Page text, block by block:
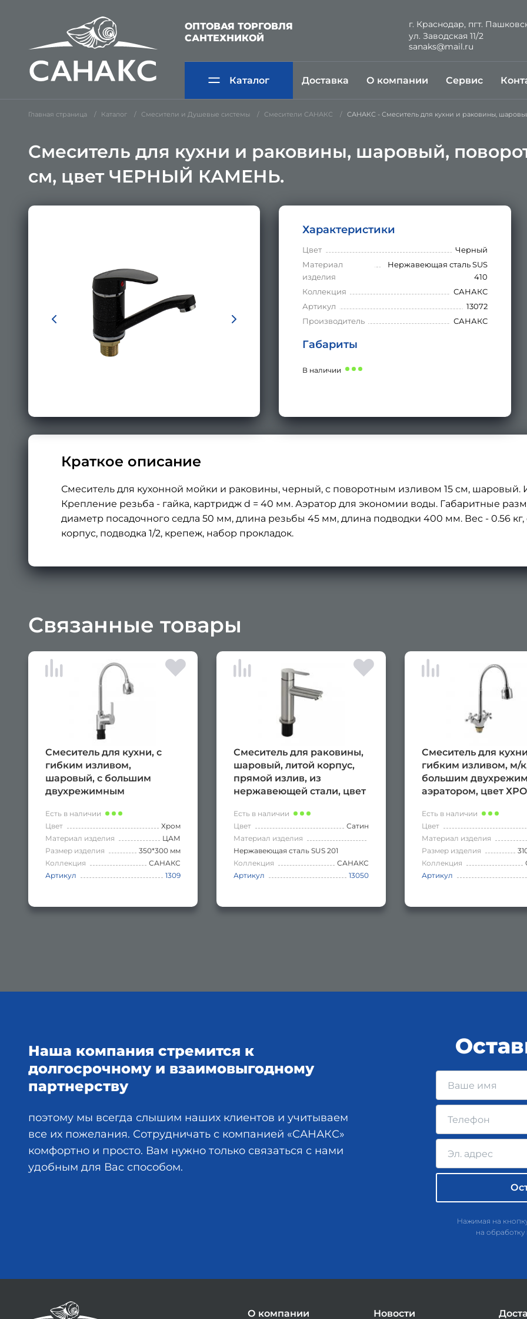
ОПТОВАЯ ТОРГОВЛЯ
САНТЕХНИКОЙ
г. Краснодар, пгт.
ул. Заводская 11/2
sanaks@mail.ru
Каталог Доставка О компании Сервис
Главная страница Каталог Смесители и Душевые системы Смесители САНАКС САНАКС - Смеситель для кухни и раковины,
Смеситель для кухни и раковины, шаровый,
см, цвет ЧЕРНЫЙ КАМЕНЬ.
Характеристики
Цвет
Черный
Материал
изделия
Нержавеющая сталь SUS
410
Коллекция
САНАКС
Артикул
13072
Производитель
САНАКС
Габариты
В наличии
Краткое описание
Смеситель для кухонной мойки и раковины, черный, с поворотным изливом 15 см,
Крепление резьба - гайка, картридж d = 40 мм. Аэратор для экономии воды. Габаритные
диаметр посадочного седла 50 мм, длина резьбы 45 мм, длина подводки 400 мм. Вес - 0.56
корпус, подводка 1/2, крепеж, набор прокладок.
Связанные товары
Смеситель для кухни, с
гибким изливом,
шаровый, с большим
двухрежимным
Есть в наличии
Цвет
Хром
Материал изделия
ЦАМ
Размер изделия
350*300 мм
Коллекция
САНАКС
Артикул
1309
Смеситель для раковины,
шаровый, литой корпус,
прямой излив, из
нержавеющей стали, цвет
Есть в наличии
Цвет
Сатин
Материал изделия
Нержавеющая сталь SUS 201
Коллекция
САНАКС
Артикул
13050
Смеситель для
гибким изливом, м/
большим
аэратором, цвет
Есть в наличии
Цвет
Материал изделия
Размер изделия
Коллекция
Артикул
Наша компания стремится к
долгосрочному и взаимовыгодному
партнерству
поэтому мы всегда слышим наших клиентов и учитываем
все их пожелания. Сотрудничать с компанией «САНАКС»
комфортно и просто. Вам нужно только связаться с нами
удобным для Вас способом.
Нажимая на
на
О компании Новости